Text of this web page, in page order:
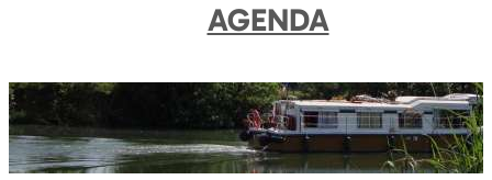
AGENDA